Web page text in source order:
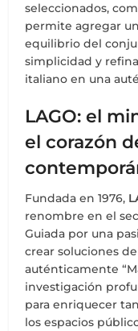
seleccionados,
permite agregar
equilibrio del
simplicidad y
italiano en una
LAGO: el
el corazón
Fundada en 1976,
renombre en el
Guiada por una
crear soluciones
auténticamente
investigación
para enriquecer
los espacios